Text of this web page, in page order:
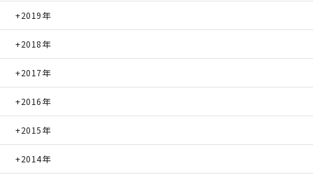
2019年
2018年
2017年
2016年
2015年
2014年